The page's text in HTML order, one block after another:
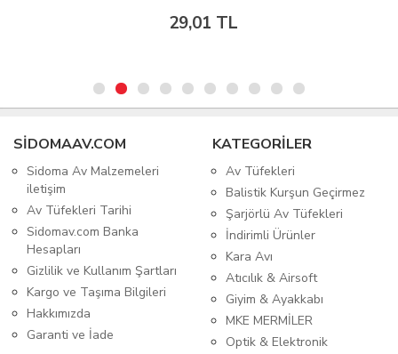
29,01 TL
SIDOMAAV.COM
Sidoma Av Malzemeleri
iletişim
Av Tüfekleri Tarihi
Sidomav.com Banka
Hesapları
Gizlilik ve Kullanım Şartları
Kargo ve Taşıma Bilgileri
Hakkımızda
Garanti ve İade
KATEGORİLER
Av Tüfekleri
Balistik Kurşun Geçirmez
Şarjörlü Av Tüfekleri
İndirimli Ürünler
Kara Avı
Atıcılık & Airsoft
Giyim & Ayakkabı
MKE MERMİLER
Optik & Elektronik